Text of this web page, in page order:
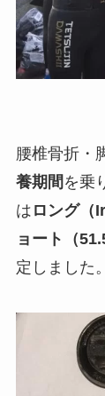
腰椎骨折・
養期間 を乗
は ロング（
ョート（
定しました。